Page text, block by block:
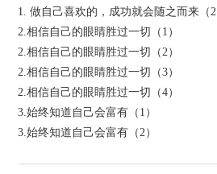
1. 做自己喜欢的，成功就会随之而来（2
2.相信自己的眼睛胜过一切（1）
2.相信自己的眼睛胜过一切（2）
2.相信自己的眼睛胜过一切（3）
2.相信自己的眼睛胜过一切（4）
3.始终知道自己会富有（1）
3.始终知道自己会富有（2）